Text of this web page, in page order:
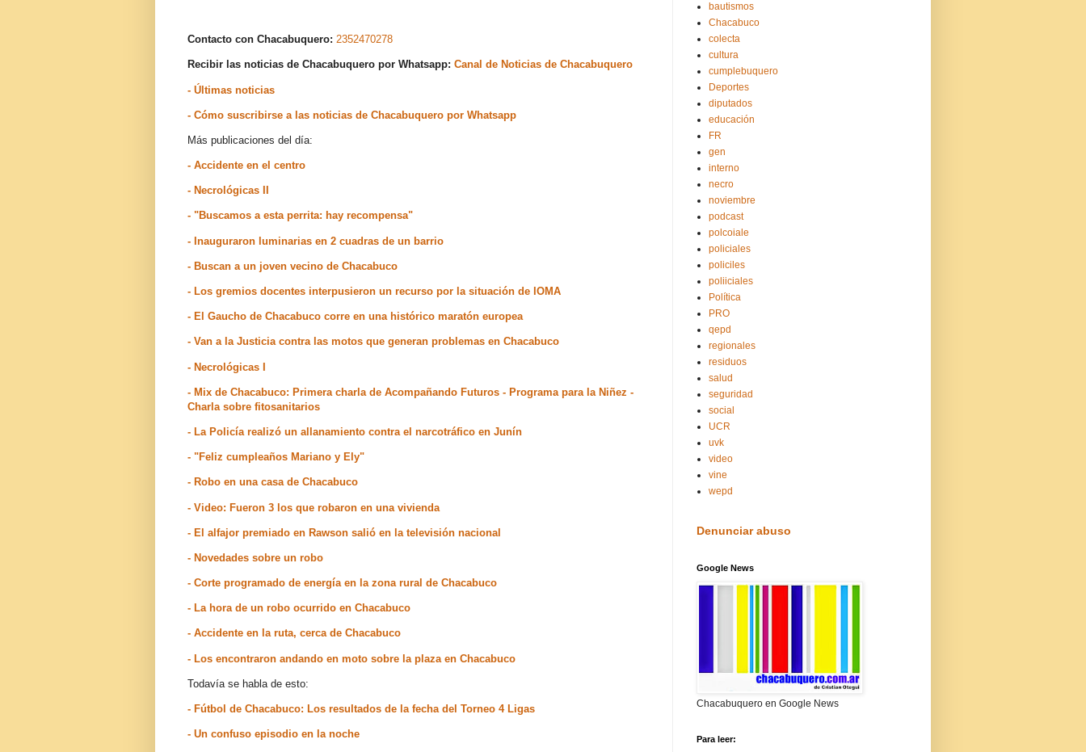
Contacto con Chacabuquero: 2352470278
Recibir las noticias de Chacabuquero por Whatsapp: Canal de Noticias de Chacabuquero
- Últimas noticias
- Cómo suscribirse a las noticias de Chacabuquero por Whatsapp
Más publicaciones del día:
- Accidente en el centro
- Necrológicas II
- "Buscamos a esta perrita: hay recompensa"
- Inauguraron luminarias en 2 cuadras de un barrio
- Buscan a un joven vecino de Chacabuco
- Los gremios docentes interpusieron un recurso por la situación de IOMA
- El Gaucho de Chacabuco corre en una histórico maratón europea
- Van a la Justicia contra las motos que generan problemas en Chacabuco
- Necrológicas I
- Mix de Chacabuco: Primera charla de Acompañando Futuros - Programa para la Niñez -
Charla sobre fitosanitarios
- La Policía realizó un allanamiento contra el narcotráfico en Junín
- "Feliz cumpleaños Mariano y Ely"
- Robo en una casa de Chacabuco
- Video: Fueron 3 los que robaron en una vivienda
- El alfajor premiado en Rawson salió en la televisión nacional
- Novedades sobre un robo
- Corte programado de energía en la zona rural de Chacabuco
- La hora de un robo ocurrido en Chacabuco
- Accidente en la ruta, cerca de Chacabuco
- Los encontraron andando en moto sobre la plaza en Chacabuco
Todavía se habla de esto:
- Fútbol de Chacabuco: Los resultados de la fecha del Torneo 4 Ligas
- Un confuso episodio en la noche
bautismos
Chacabuco
colecta
cultura
cumplebuquero
Deportes
diputados
educación
FR
gen
interno
necro
noviembre
podcast
polcoiale
policiales
policiles
poliiciales
Política
PRO
qepd
regionales
residuos
salud
seguridad
social
UCR
uvk
video
vine
wepd
Denunciar abuso
Google News
Chacabuquero en Google News
Para leer: